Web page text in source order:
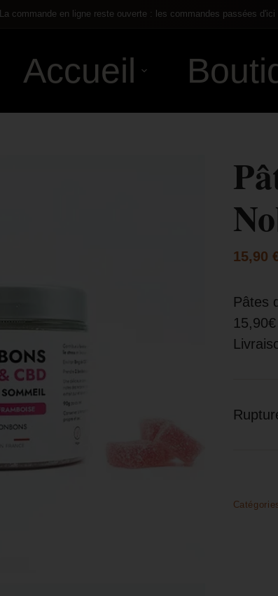
La commande en ligne reste ouverte : les commandes passées
Accueil
15,90
Pâtes
15,90€